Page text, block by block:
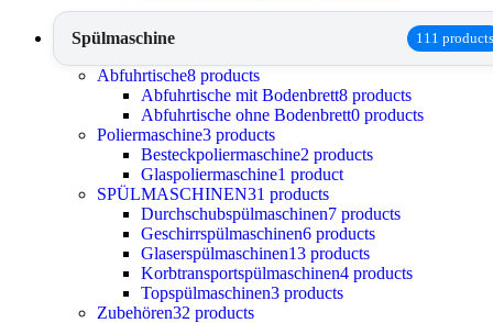
Spülmaschine 111 products
Abfuhrtische8 products
Abfuhrtische mit Bodenbrett8 products
Abfuhrtische ohne Bodenbrett0 products
Poliermaschine3 products
Besteckpoliermaschine2 products
Glaspoliermaschine1 product
SPÜLMASCHINEN31 products
Durchschubspülmaschinen7 products
Geschirrspülmaschinen6 products
Glaserspülmaschinen13 products
Korbtransportspülmaschinen4 products
Topspülmaschinen3 products
Zubehören32 products